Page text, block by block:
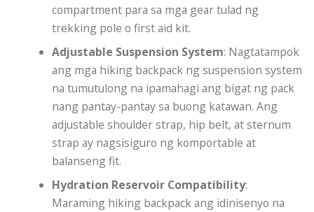
compartment para sa mga gear tulad ng
trekking pole o first aid kit.
Adjustable Suspension System: Nagtatampok
ang mga hiking backpack ng suspension system
na tumutulong na ipamahagi ang bigat ng pack
nang pantay-pantay sa buong katawan. Ang
adjustable shoulder strap, hip belt, at sternum
strap ay nagsisiguro ng komportable at
balanseng fit.
Hydration Reservoir Compatibility:
Maraming hiking backpack ang idinisenyo na